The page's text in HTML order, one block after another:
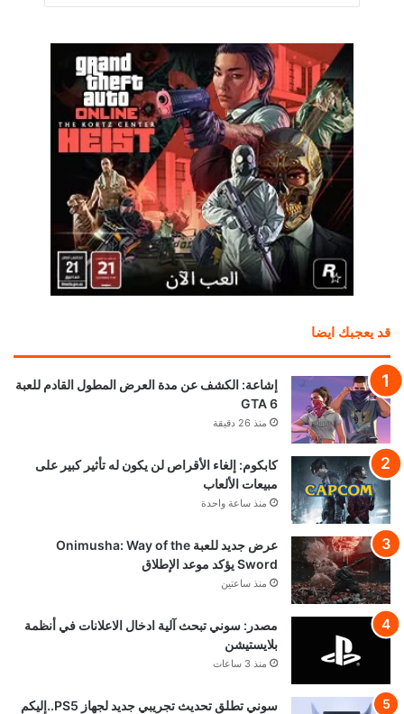
قد يعجبك ايضا
إشاعة: الكشف عن مدة العرض المطول القادم للعبة
GTA 6
منذ 26 دقيقة
كابكوم: إلغاء الأقراص لن يكون له تأثير كبير على
مبيعات الألعاب
منذ ساعة واحدة
عرض جديد للعبة Onimusha: Way of the
Sword يؤكد موعد الإطلاق
منذ ساعتين
مصدر: سوني تبحث آلية ادخال الاعلانات في أنظمة
بلايستيشن
منذ 3 ساعات
سوني تطلق تحديث تجريبي جديد لجهاز PS5..إليكم